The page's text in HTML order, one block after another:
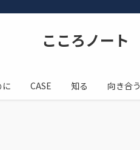
こころノート
に CASE 知る 向き合う